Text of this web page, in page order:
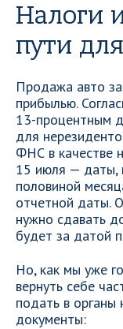
Налоги
пути
Продажа авто
прибылью.
13-процентным
для
ФНС в качестве
15 июля — даты,
половиной
отчетной даты.
нужно сдавать
будет за датой
Но, как мы уже
вернуть себе
подать в
документы: